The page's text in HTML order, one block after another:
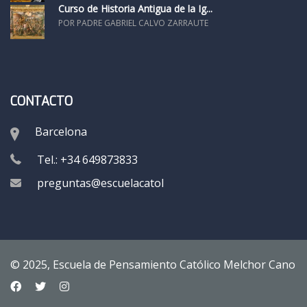
Curso de Historia Antigua de la Ig...
POR PADRE GABRIEL CALVO ZARRAUTE
CONTACTO
Barcelona
Tel.: +34 649873833
preguntas@escuelacatolica.online
© 2025, Escuela de Pensamiento Católico Melchor Cano